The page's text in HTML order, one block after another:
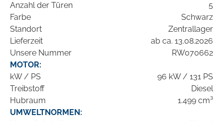
Anzahl der Türen
5
Farbe
Schwarz
Standort
Zentrallager
Lieferzeit
ab ca. 13.08.2026
Unsere Nummer
RW070662
MOTOR:
kW / PS
96 kW / 131 PS
Treibstoff
Diesel
Hubraum
1.499 cm³
UMWELTNORMEN: